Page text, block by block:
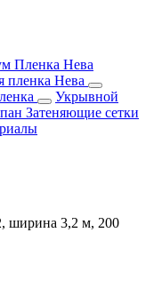
Пленка Нева
пленка Нева
Укрывной
Затеняющие сетки
ширина 3,2 м, 200